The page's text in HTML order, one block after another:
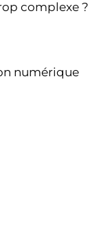
complexe ?
numérique